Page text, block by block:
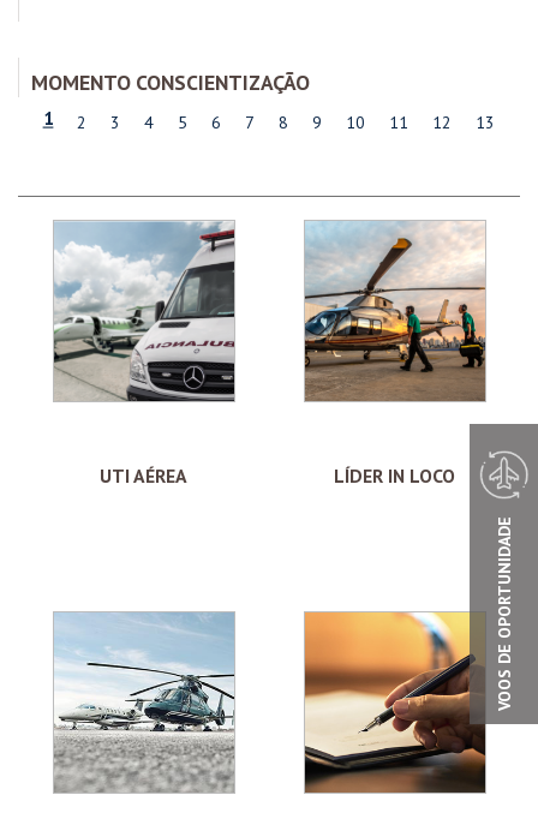
MOMENTO CONSCIENTIZAÇÃO
1 2 3 4 5 6 7 8 9 10 11 12 13
UTI AÉREA LÍDER IN LOCO
VOOS DE OPORTUNIDADE